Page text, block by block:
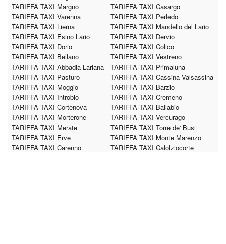
TARIFFA TAXI Margno
TARIFFA TAXI Casargo
TARIFFA TAXI Varenna
TARIFFA TAXI Perledo
TARIFFA TAXI Lierna
TARIFFA TAXI Mandello del Lario
TARIFFA TAXI Esino Lario
TARIFFA TAXI Dervio
TARIFFA TAXI Dorio
TARIFFA TAXI Colico
TARIFFA TAXI Bellano
TARIFFA TAXI Vestreno
TARIFFA TAXI Abbadia Lariana
TARIFFA TAXI Primaluna
TARIFFA TAXI Pasturo
TARIFFA TAXI Cassina Valsassina
TARIFFA TAXI Moggio
TARIFFA TAXI Barzio
TARIFFA TAXI Introbio
TARIFFA TAXI Cremeno
TARIFFA TAXI Cortenova
TARIFFA TAXI Ballabio
TARIFFA TAXI Morterone
TARIFFA TAXI Vercurago
TARIFFA TAXI Merate
TARIFFA TAXI Torre de' Busi
TARIFFA TAXI Erve
TARIFFA TAXI Monte Marenzo
TARIFFA TAXI Carenno
TARIFFA TAXI Calolziocorte